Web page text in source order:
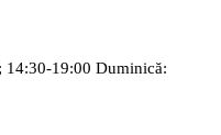
14:30-19:00 Duminică: